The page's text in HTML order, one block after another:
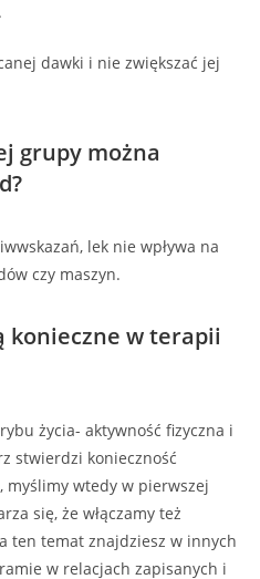
dawki i nie zwiększać jej
grupy można
lek nie wpływa na
czy maszyn.
konieczne w terapii
życia- aktywność fizyczna i
stwierdzi konieczność
wtedy w pierwszej
się, że włączamy też
ten temat znajdziesz w innych
w relacjach zapisanych i